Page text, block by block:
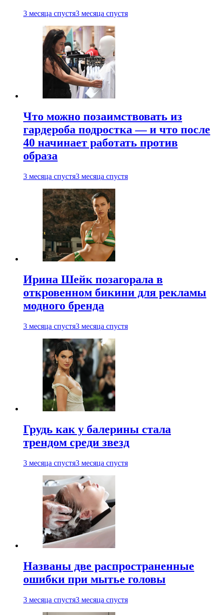
3 месяца спустя3 месяца спустя
Что можно позаимствовать из
гардероба подростка — и что после
40 начинает работать против
образа
3 месяца спустя3 месяца спустя
Ирина Шейк позагорала в
откровенном бикини для рекламы
модного бренда
3 месяца спустя3 месяца спустя
Грудь как у балерины стала
трендом среди звезд
3 месяца спустя3 месяца спустя
Названы две распространенные
ошибки при мытье головы
3 месяца спустя3 месяца спустя